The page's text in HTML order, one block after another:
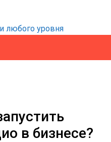
любого уровня
в бизнесе?